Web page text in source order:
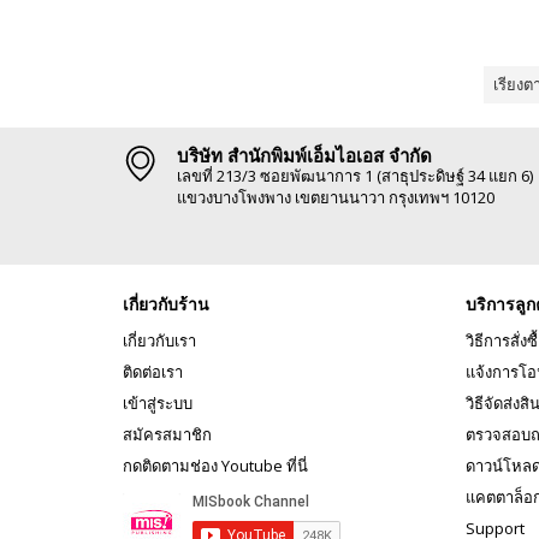
เรียง
บริษัท สำนักพิมพ์เอ็มไอเอส จำกัด
เลขที่ 213/3 ซอยพัฒนาการ 1 (สาธุประดิษฐ์ 34 แยก 6)
แขวงบางโพงพาง เขตยานนาวา กรุงเทพฯ 10120
เกี่ยวกับร้าน
เกี่ยวกับเรา
ติดต่อเรา
เข้าสู่ระบบ
สมัครสมาชิก
กดติดตามช่อง Youtube ที่นี่
บริการลู
วิธีการสั่ง
แจ้งการโ
วิธีจัดส่งสิ
ตรวจสอบ
ดาวน์โหล
แคตตาล็อ
Support